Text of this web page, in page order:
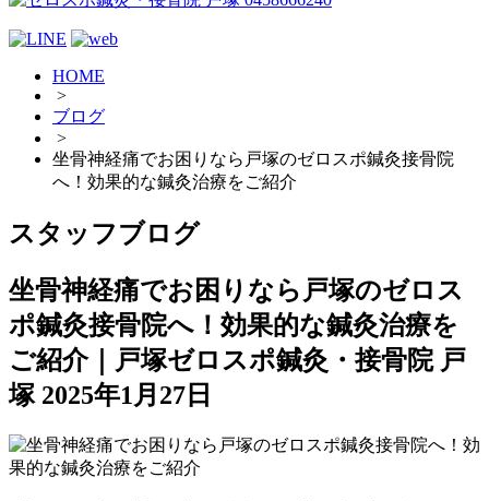
HOME
>
ブログ
>
坐骨神経痛でお困りなら戸塚のゼロスポ鍼灸接骨院
へ！効果的な鍼灸治療をご紹介
スタッフブログ
坐骨神経痛でお困りなら戸塚のゼロス
ポ鍼灸接骨院へ！効果的な鍼灸治療を
ご紹介｜戸塚ゼロスポ鍼灸・接骨院 戸
塚 2025年1月27日